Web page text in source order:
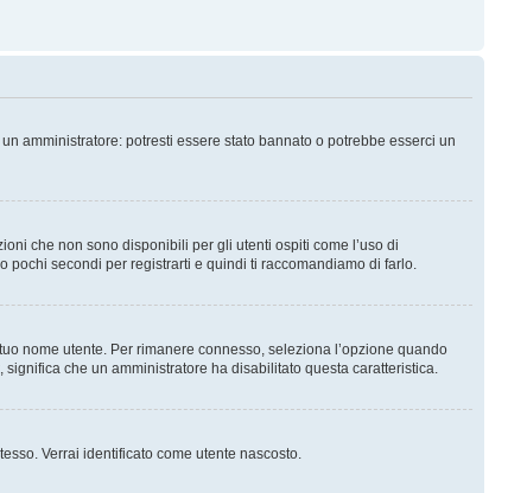
amministratore: potresti essere stato bannato o potrebbe esserci un
che non sono disponibili per gli utenti ospiti come l’uso di
pochi secondi per registrarti e quindi ti raccomandiamo di farlo.
nome utente. Per rimanere connesso, seleziona l’opzione quando
che un amministratore ha disabilitato questa caratteristica.
Verrai identificato come utente nascosto.